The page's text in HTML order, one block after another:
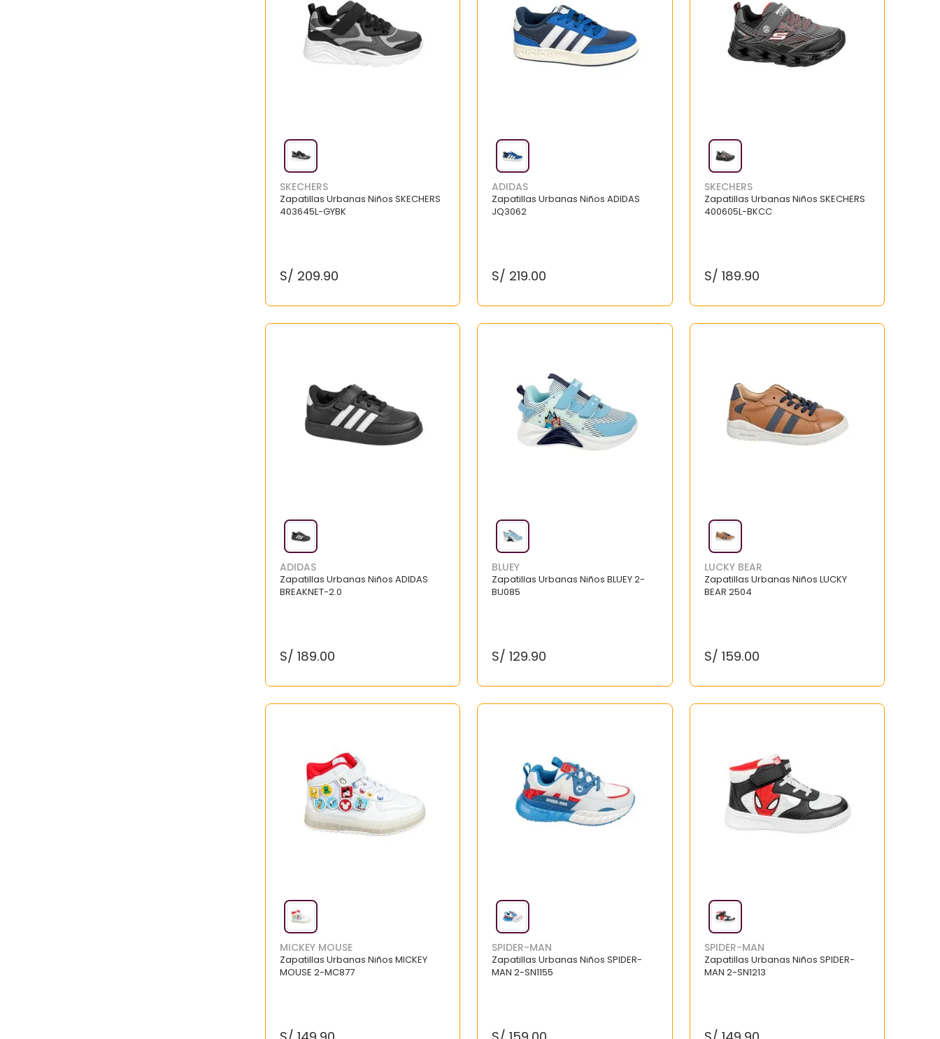
SKECHERS
Zapatillas Urbanas Niños SKECHERS
403645L-GYBK
S/ 209.90
ADIDAS
Zapatillas Urbanas Niños ADIDAS
JQ3062
S/ 219.00
SKECHERS
Zapatillas Urbanas Niños SKECHERS
400605L-BKCC
S/ 189.90
ADIDAS
Zapatillas Urbanas Niños ADIDAS
BREAKNET-2.0
S/ 189.00
BLUEY
Zapatillas Urbanas Niños BLUEY 2-
BU085
S/ 129.90
LUCKY BEAR
Zapatillas Urbanas Niños LUCKY
BEAR 2504
S/ 159.00
MICKEY MOUSE
Zapatillas Urbanas Niños MICKEY
MOUSE 2-MC877
SPIDER-MAN
Zapatillas Urbanas Niños SPIDER-
MAN 2-SN1155
SPIDER-MAN
Zapatillas Urbanas Niños SPIDER-
MAN 2-SN1213